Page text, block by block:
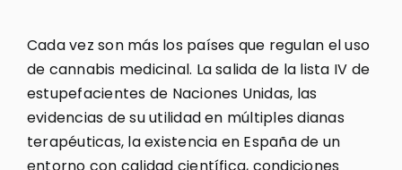
Cada vez son más los países que regulan el uso
de cannabis medicinal. La salida de la lista IV de
estupefacientes de Naciones Unidas, las
evidencias de su utilidad en múltiples dianas
terapéuticas, la existencia en España de un